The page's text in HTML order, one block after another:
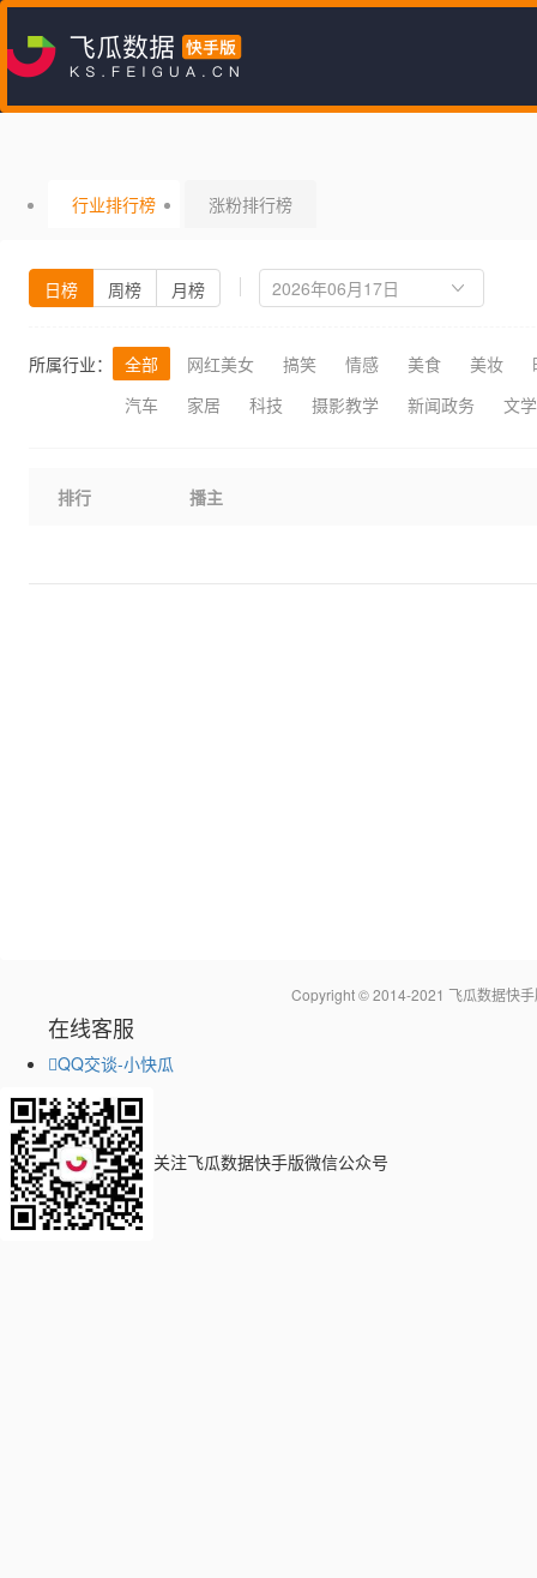
行业排行榜 涨粉排行榜
日榜 周榜 月榜
所属行业： 全部 网红美女 搞笑 情感 美食 美妆
汽车
家居 科技 摄影教学 新闻政务 文
排行 播主
Copyright © 2014-2021 飞瓜数据快
在线客服
QQ交谈-小快瓜
关注飞瓜数据快手版微信公众号